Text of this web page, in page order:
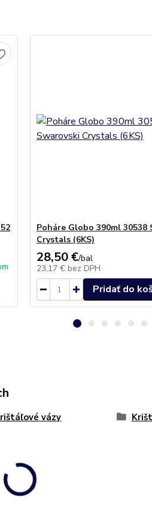
Poháre Globo 390ml 30538
Crystals (6KS)
28,50 €/bal
23,17 € bez DPH
Pridať do
vázy